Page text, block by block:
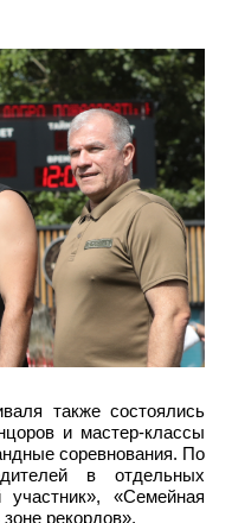
также состоялись
и мастер-классы
соревнования. По
в отдельных
«Семейная
рекордов».